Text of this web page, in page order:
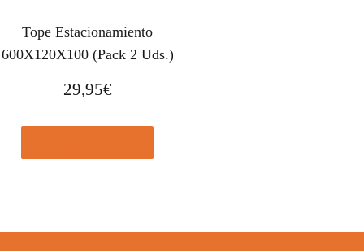
Tope Estacionamiento
600X120X100 (Pack 2 Uds.)
29,95€